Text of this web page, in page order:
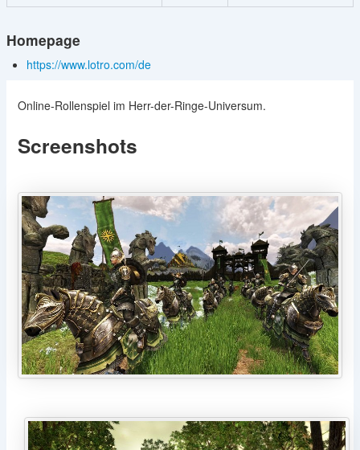
Homepage
https://www.lotro.com/de
Online-Rollenspiel im Herr-der-Ringe-Universum.
Screenshots